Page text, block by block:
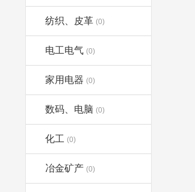
纺织、皮革 (0)
电工电气 (0)
家用电器 (0)
数码、电脑 (0)
化工 (0)
冶金矿产 (0)